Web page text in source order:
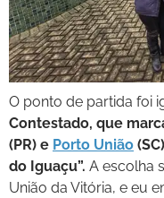
O ponto de partida foi
Contestado, que
(PR) e Porto União
do Iguaçu”. A escolha
União da Vitória, e eu